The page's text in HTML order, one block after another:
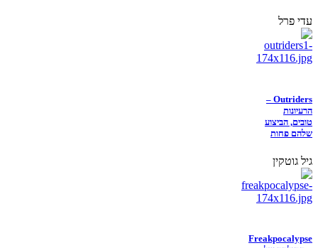
עדי פרל
Outriders –
הרעיונות
טובים, הביצוע
שלהם פחות
גיל גוטקין
Freakpocalypse